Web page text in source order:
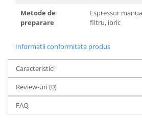
Metode de
preparare
Espressor
filtru, ibric
Informatii conformitate produs
Caracteristici
Review-uri(0)
FAQ